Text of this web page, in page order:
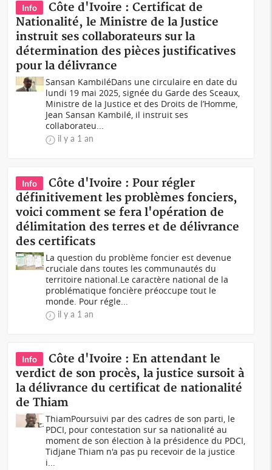
Info
Côte d'Ivoire : Certificat de
Nationalité, le Ministre de la Justice
instruit ses collaborateurs sur la
détermination des pièces justificatives
pour la délivrance
Sansan KambiléDans une circulaire en date du
lundi 19 mai 2025, signée du Garde des Sceaux,
Ministre de la Justice et des Droits de l’Homme,
Jean Sansan Kambilé, il instruit ses
collaborateu...
il y a 1 an
Info
Côte d'Ivoire : Pour régler
définitivement les problèmes fonciers,
voici comment se fera l'opération de
délimitation des terres et de délivrance
des certificats
La question du problème foncier est devenue
cruciale dans toutes les communautés du
territoire national.Le caractère national de la
problématique foncière préoccupe tout le
monde. Pour régle...
il y a 1 an
Info
Côte d'Ivoire : En attendant le
verdict de son procès, la justice sursoit à
la délivrance du certificat de nationalité
de Thiam
ThiamPoursuivi par des cadres de son parti, le
PDCI, pour contestation sur sa nationalité au
moment de son élection à la présidence du PDCI,
Tidjane Thiam n'a pas pu recevoir de la justice
i...